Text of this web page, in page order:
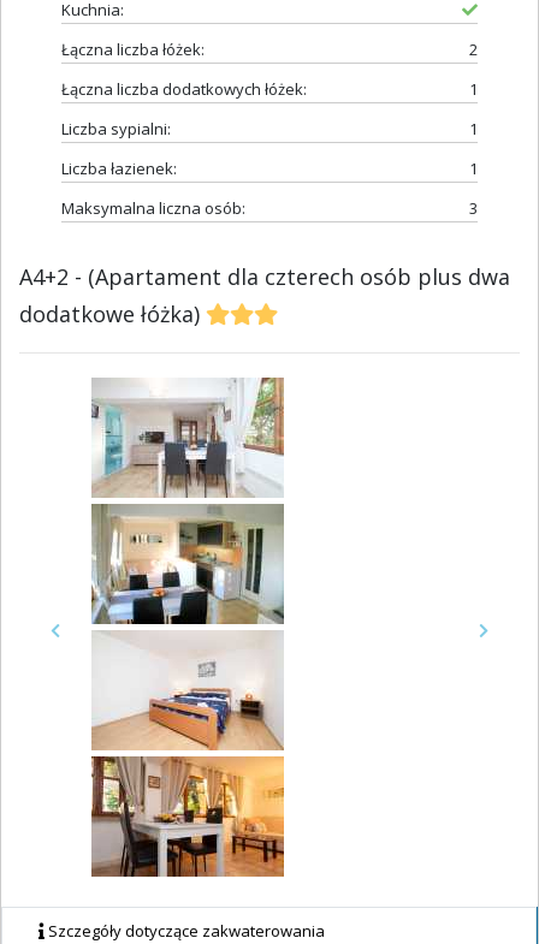
Kuchnia:
Łączna liczba łóżek:
2
Łączna liczba dodatkowych łóżek:
1
Liczba sypialni:
1
Liczba łazienek:
1
Maksymalna liczna osób:
3
A4+2 - (Apartament dla czterech osób plus dwa
dodatkowe łóżka)
Previous Next
Szczegóły dotyczące zakwaterowania